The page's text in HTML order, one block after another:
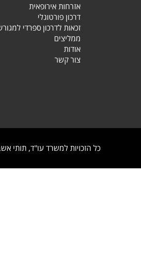
אזרחות אירופאית
דרכון פורטוגלי
זכאות לדרכון ספרדי
ממליצים
אודות
צור קשר
כל הזכויות למשרד עו"ד, תותי אשבל,